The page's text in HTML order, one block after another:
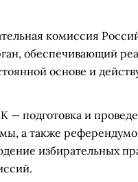
комиссия
обеспечивающий
основе и
— подготовка и
а также
избирательных